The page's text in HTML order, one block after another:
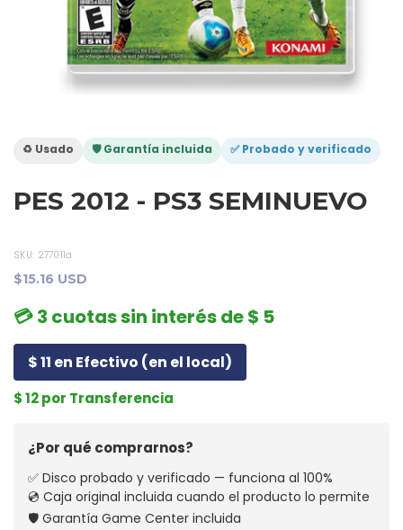
♻️ Usado 🛡️ Garantía incluida ✅ Probado y verificado
PES 2012 - PS3 SEMINUEVO
SKU: 277011a
$15.16 USD
💳 3 cuotas sin interés de $ 5
$ 11 en Efectivo (en el local)
$ 12 por Transferencia
¿Por qué comprarnos?
✅ Disco probado y verificado — funciona al 100%
💿 Caja original incluida cuando el producto lo permite
🛡️ Garantía Game Center incluida